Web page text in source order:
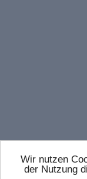
Wir nutzen
der Nutzung